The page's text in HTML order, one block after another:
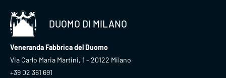
DUOMO DI MILANO
Veneranda Fabbrica del Duomo
Via Carlo Maria Martini, 1 – 20122 Milano
+39 02 361 691